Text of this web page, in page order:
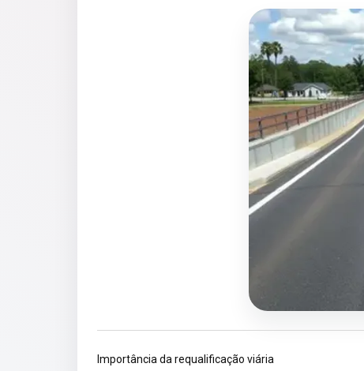
Importância da requalificação viária